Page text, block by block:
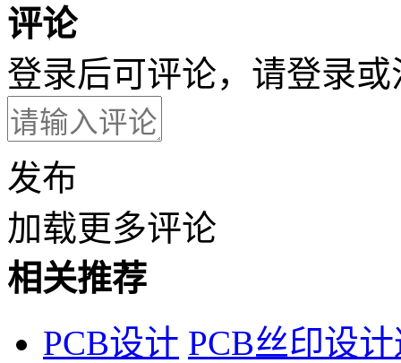
评论
登录后可评论，请登录或
发布
加载更多评论
相关推荐
PCB设计 PCB丝印设